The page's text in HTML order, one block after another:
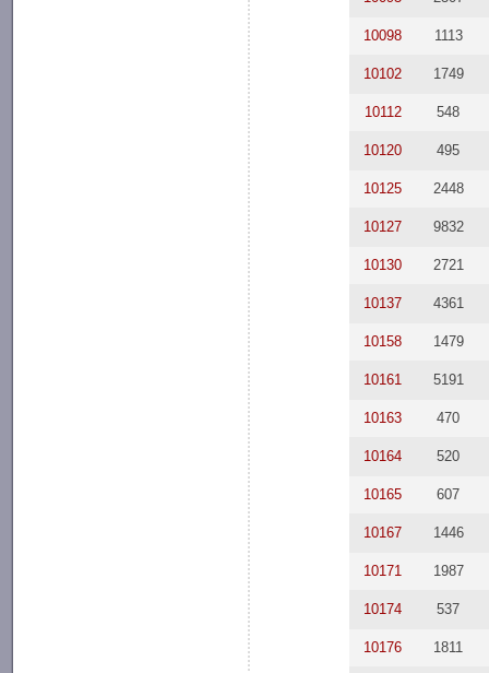
10098 1113
10102 1749
10112 548
10120 495
10125 2448
10127 9832
10130 2721
10137 4361
10158 1479
10161 5191
10163 470
10164 520
10165 607
10167 1446
10171 1987
10174 537
10176 1811